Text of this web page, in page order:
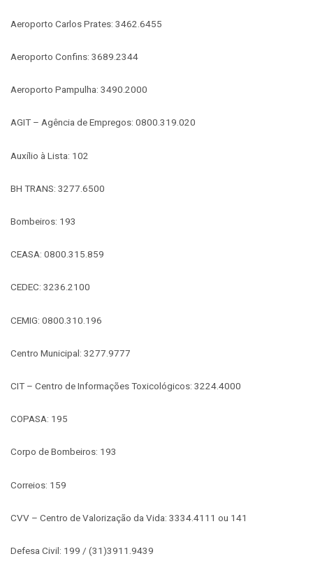
Aeroporto Carlos Prates: 3462.6455
Aeroporto Confins: 3689.2344
Aeroporto Pampulha: 3490.2000
AGIT – Agência de Empregos: 0800.319.020
Auxílio à Lista: 102
BH TRANS: 3277.6500
Bombeiros: 193
CEASA: 0800.315.859
CEDEC: 3236.2100
CEMIG: 0800.310.196
Centro Municipal: 3277.9777
CIT – Centro de Informações Toxicológicos: 3224.4000
COPASA: 195
Corpo de Bombeiros: 193
Correios: 159
CVV – Centro de Valorização da Vida: 3334.4111 ou 141
Defesa Civil: 199 / (31)3911.9439